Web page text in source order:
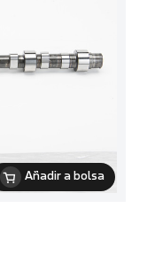
Añadir a bolsa